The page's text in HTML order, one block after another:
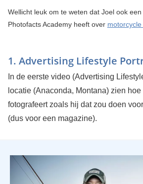
Wellicht leuk om te weten dat Joel ook
Photofacts Academy heeft over
1. Advertising Lifestyle
In de eerste video (Advertising
locatie (Anaconda, Montana) zien hoe
fotografeert zoals hij dat zou doen
(dus voor een magazine).